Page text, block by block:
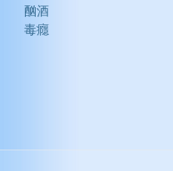
酗酒
毒癮